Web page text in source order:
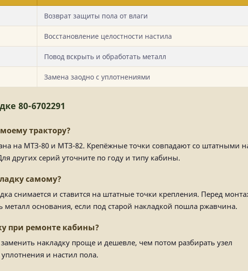
Возврат защиты пола от влаги
Восстановление целостности настила
Повод вскрыть и обработать металл
Замена заодно с уплотнениями
80-6702291
трактору?
на МТЗ-80 и МТЗ-82. Крепёжные точки совпадают со штатными
других серий уточните по году и типу кабины.
самому?
снимается и ставится на штатные точки крепления. Перед
металл основания, если под старой накладкой пошла ржавчина.
при ремонте кабины?
накладку проще и дешевле, чем потом разбирать узел
и настил пола.